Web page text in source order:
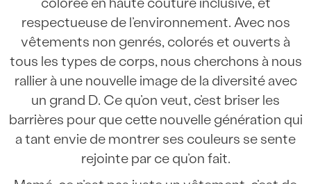
respectueuse de l’environnement. Avec nos
vêtements non genrés, colorés et ouverts à
tous les types de corps, nous cherchons à nous
rallier à une nouvelle image de la diversité avec
un grand D. Ce qu’on veut, c’est briser les
barrières pour que cette nouvelle génération qui
a tant envie de montrer ses couleurs se sente
rejointe par ce qu’on fait.